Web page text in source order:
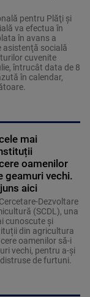
pentru Plăţi şi
va efectua în
în avans a
asistenţă socială
cuvenite
întrucât data de 8
în calendar,
mai
oamenilor
geamuri vechi.
aici
Dezvoltare
(SCDL), una
cunoscute și
din agricultura
oamenilor să-i
vechi, pentru a-și
de furtuni.